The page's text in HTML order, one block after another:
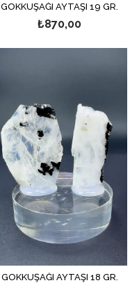
GÖKKUŞAĞI AYTAŞI 19 GR.
₺870,00
GÖKKUŞAĞI AYTAŞI 18 GR.